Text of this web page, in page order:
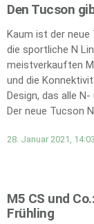
Den Tucson
Kaum ist der
die sportliche N
meistverkauften
und die
Design, das alle
Der neue Tucson
28. Januar 2021, 14:03
M5 CS und
Frühling